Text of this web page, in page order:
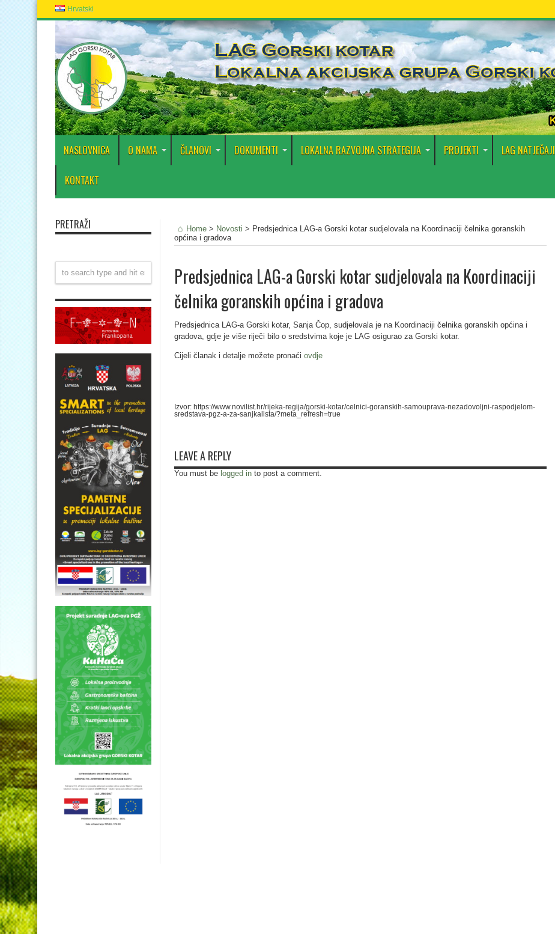
Hrvatski
NASLOVNICA O NAMA ČLANOVI DOKUMENTI LOKALNA RAZVOJNA STRATEGIJA PROJEKTI LAG NATJEČAJI
KONTAKT
Home > Novosti > Predsjednica LAG-a Gorski kotar sudjelovala na Koordinaciji čelnika goranskih
općina i gradova
Predsjednica LAG-a Gorski kotar sudjelovala na Koordinaciji
čelnika goranskih općina i gradova
Predsjednica LAG-a Gorski kotar, Sanja Čop, sudjelovala je na Koordinaciji čelnika goranskih općina i
gradova, gdje je više riječi bilo o sredstvima koje je LAG osigurao za Gorski kotar.
Cijeli članak i detalje možete pronaći ovdje
Izvor: https://www.novilist.hr/rijeka-regija/gorski-kotar/celnici-goranskih-samouprava-nezadovoljni-raspodjelom-
sredstava-pgz-a-za-sanjkalista/?meta_refresh=true
LEAVE A REPLY
You must be logged in to post a comment.
PRETRAŽI